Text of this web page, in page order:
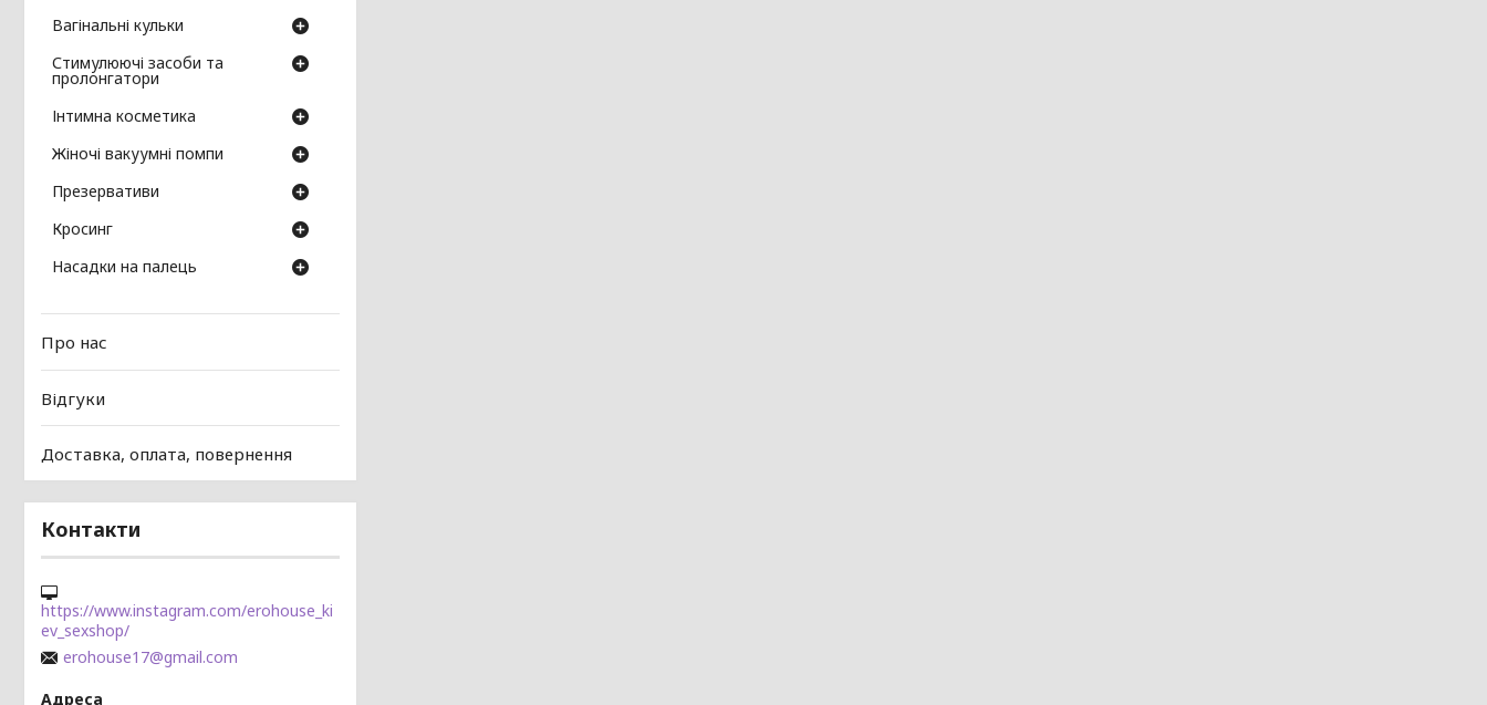
Вагінальні кульки
Стимулюючі засоби та
пролонгатори
Інтимна косметика
Жіночі вакуумні помпи
Презервативи
Кросинг
Насадки на палець
Про нас
Відгуки
Доставка, оплата, повернення
Контакти
https://www.instagram.com/erohouse_ki
ev_sexshop/
erohouse17@gmail.com